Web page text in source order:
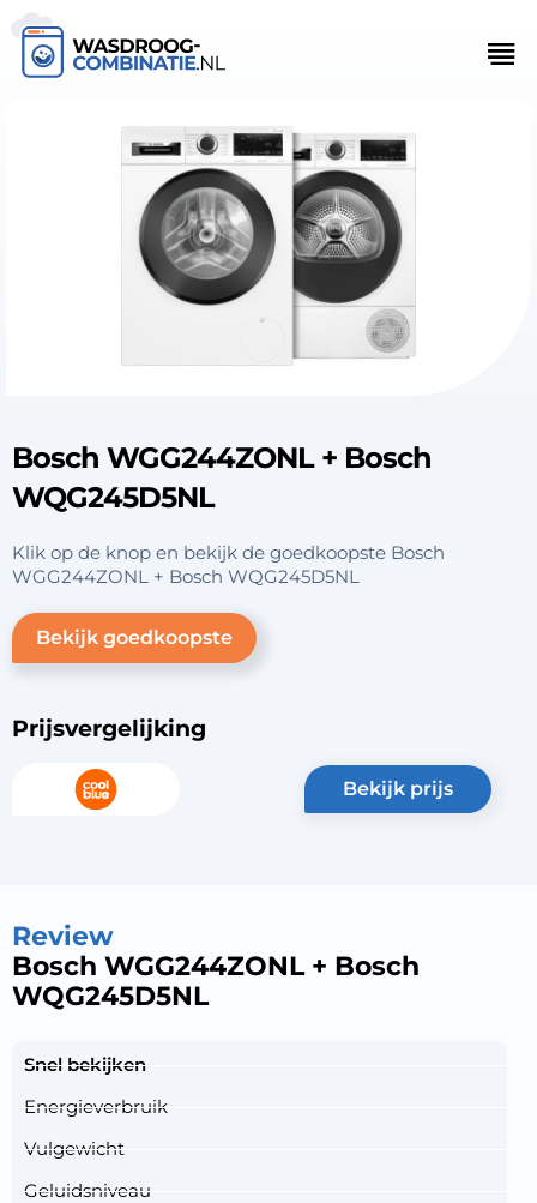
Bosch WGG244ZONL + Bosch
WQG245D5NL
Klik op de knop en bekijk de goedkoopste Bosch
WGG244ZONL + Bosch WQG245D5NL
Bekijk goedkoopste
Prijsvergelijking
bekijk prijs
Review
Bosch WGG244ZONL + Bosch
WQG245D5NL
Snel bekijken
Energieverbruik
Vulgewicht
Geluidsniveau